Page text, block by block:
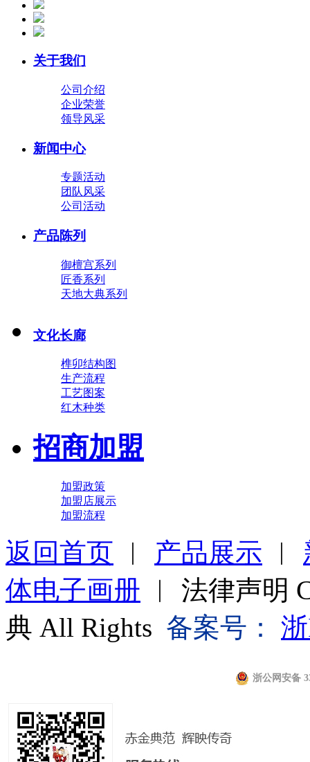
关于我们
公司介绍
企业荣誉
领导风采
新闻中心
专题活动
团队风采
公司活动
产品陈列
御檀宫系列
匠香系列
天地大典系列
文化长廊
榫卯结构图
生产流程
工艺图案
红木种类
招商加盟
加盟政策
加盟店展示
加盟流程
返回首页 ︱ 产品展示 ︱
体电子画册 ︱ 法律声明
典 All Rights 备案号：
浙公网安备